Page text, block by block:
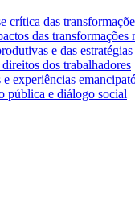
crítica das
das transformações
e das
dos trabalhadores
experiências
pública e diálogo social